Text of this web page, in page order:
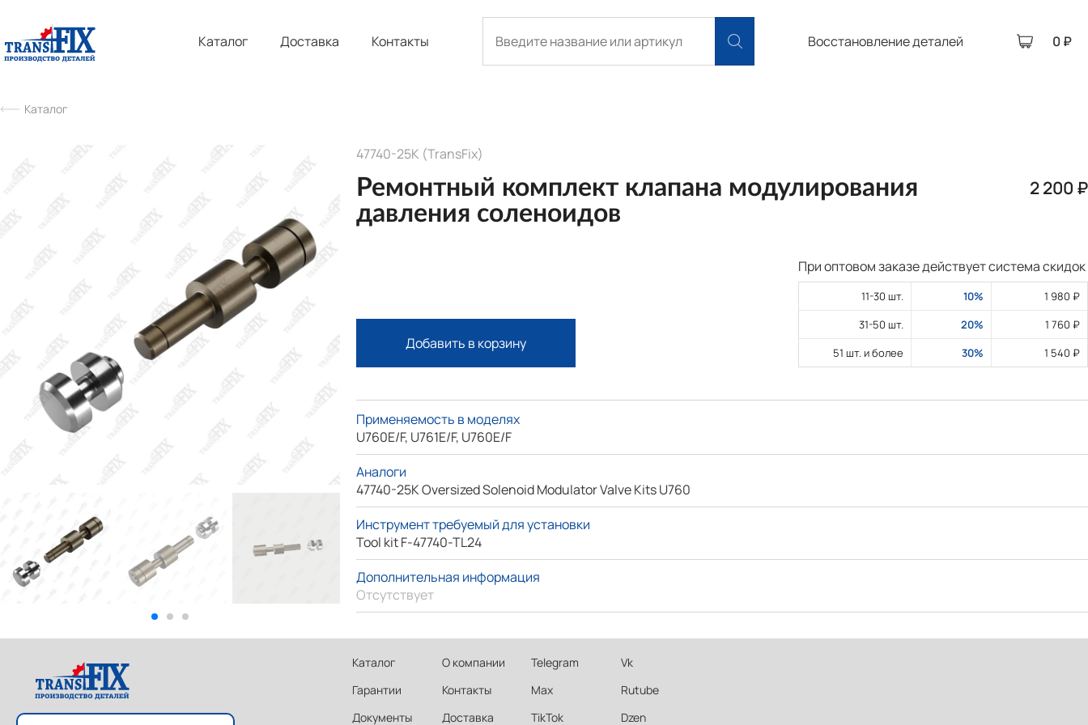
Каталог Доставка Контакты Восстановление деталей 0 ₽
Каталог
47740-25K (TransFix)
Ремонтный комплект клапана модулирования
давления соленоидов
2 200 ₽
Добавить в корзину
При оптовом заказе действует система скидок
11-30 шт. 10%
1 980 ₽
31-50 шт.
20%
1 760 ₽
51 шт. и более
30% 1 540 ₽
Применяемость в моделях
U760E/F, U761E/F, U760E/F
Аналоги
47740-25K Oversized Solenoid Modulator Valve Kits U760
Инструмент требуемый для установки
Tool kit F-47740-TL24
Дополнительная информация
Отсутствует
Каталог
Гарантии
Документы
О компании
Контакты
Доставка
Telegram
Max
TikTok
Vk
Rutube
Dzen